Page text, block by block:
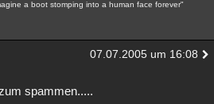
a boot stomping into a human face forever"
07.07.2005 um 16:08
spammen.....